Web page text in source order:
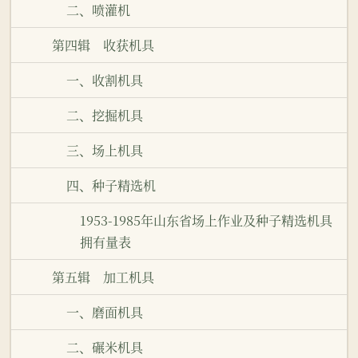
二、喷灌机
第四辑 收获机具
一、收割机具
二、挖掘机具
三、场上机具
四、种子精选机
1953-1985年山东省场上作业及种子精选机具
拥有量表
第五辑 加工机具
一、磨面机具
二、碾米机具